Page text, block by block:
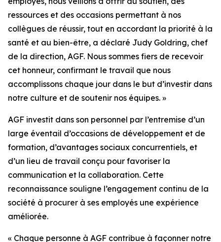
ressources et des occasions permettant à nos
collègues de réussir, tout en accordant la priorité à la
santé et au bien-être, a déclaré Judy Goldring, chef
de la direction, AGF. Nous sommes fiers de recevoir
cet honneur, confirmant le travail que nous
accomplissons chaque jour dans le but d’investir dans
notre culture et de soutenir nos équipes. »
AGF investit dans son personnel par l’entremise d’un
large éventail d’occasions de développement et de
formation, d’avantages sociaux concurrentiels, et
d’un lieu de travail conçu pour favoriser la
communication et la collaboration. Cette
reconnaissance souligne l’engagement continu de la
société à procurer à ses employés une expérience
améliorée.
« Chaque personne à AGF contribue à façonner notre